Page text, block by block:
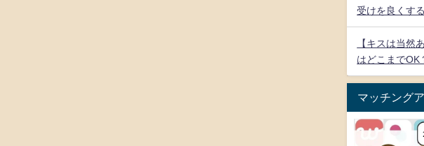
受けを良くす
【キスは当然
はどこまでOK
マッチング